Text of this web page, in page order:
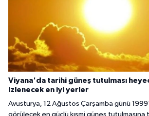
Viyana'da tarihi güneş tutulması
izlenecek en iyi yerler
Avusturya, 12 Ağustos Çarşamba günü
görülecek en güçlü kısmi güneş tutulmasına